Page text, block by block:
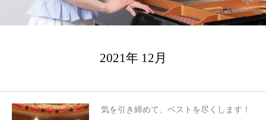
2021年 12月
気を引き締めて、ベストを尽くします！
よくある質問